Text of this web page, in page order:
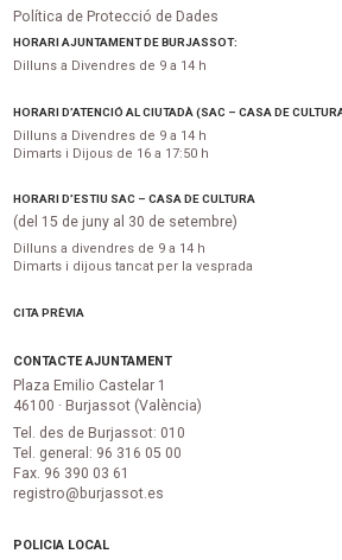
Política de Protecció de Dades
HORARI AJUNTAMENT DE BURJASSOT:
Dilluns a Divendres de 9 a 14 h
HORARI D’ATENCIÓ AL CIUTADÀ (SAC – CASA DE
Dilluns a Divendres de 9 a 14 h
Dimarts i Dijous de 16 a 17:50 h
HORARI D’ESTIU SAC – CASA DE CULTURA
(del 15 de juny al 30 de setembre)
Dilluns a divendres de 9 a 14 h
Dimarts i dijous tancat per la vesprada
CITA PRÈVIA
CONTACTE AJUNTAMENT
Plaza Emilio Castelar 1
46100 · Burjassot (València)
Tel. des de Burjassot: 010
Tel. general: 96 316 05 00
Fax. 96 390 03 61
registro@burjassot.es
POLICIA LOCAL